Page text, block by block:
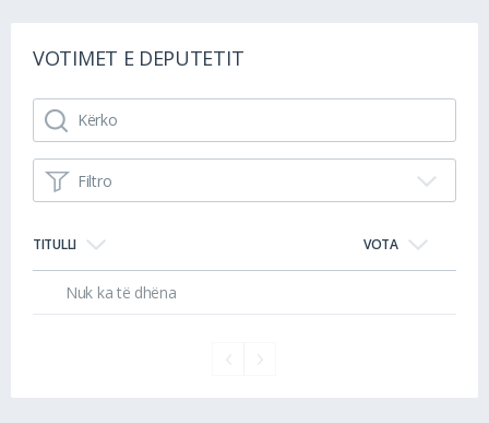
VOTIMET E DEPUTETIT
Filtro
TITULLI VOTA
Nuk ka të dhëna